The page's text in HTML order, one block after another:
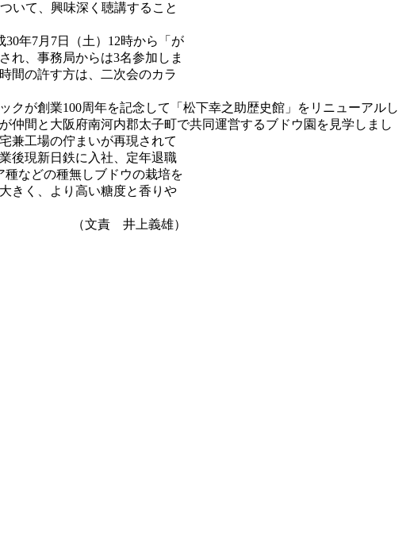
いて、興味深く聴講すること
年7月7日（土）12時から「が
れ、事務局からは3名参加しま
間の許す方は、二次会のカラ
が創業100周年を記念して「松下幸之助歴史館」をリニューアルし
仲間と大阪府南河内郡太子町で共同運営するブドウ園を見学しまし
兼工場の佇まいが再現されて
後現新日鉄に入社、定年退職
などの種無しブドウの栽培を
きく、より高い糖度と香りや
（文責 井上義雄）